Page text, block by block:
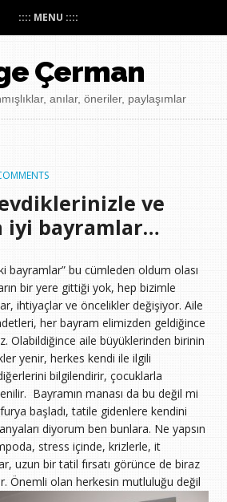
:::: MENU ::::
Çerman
anılar, öneriler, paylaşımlar
ve
iyi bayramlar…
bayramlar” bu cümleden oldum olası
bir yere gittiği yok, hep bizimle
ihtiyaçlar ve öncelikler değişiyor. Aile
her bayram elimizden geldiğince
Olabildiğince aile büyüklerinden birinin
yenir, herkes kendi ile ilgili
bilgilendirir, çocuklarla
Bayramın manası da bu değil mi
başladı, tatile gidenlere kendini
diyorum ben bunlara. Ne yapsın
stress içinde, krizlerle, it
uzun bir tatil fırsatı görünce de biraz
Önemli olan herkesin mutluluğu değil